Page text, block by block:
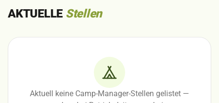
AKTUELLE Stellen
Aktuell keine Camp-Manager-Stellen gelistet —